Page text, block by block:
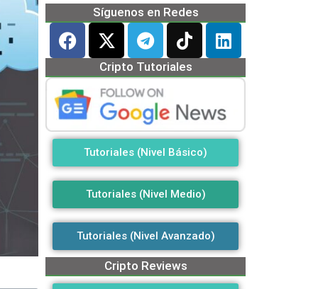
Síguenos en Redes
Cripto Tutoriales
Tutoriales (Nivel Básico)
Tutoriales (Nivel Medio)
Tutoriales (Nivel Avanzado)
Cripto Reviews